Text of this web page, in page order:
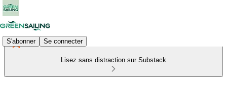
S'abonner Se connecter
Lisez sans distraction sur Substack